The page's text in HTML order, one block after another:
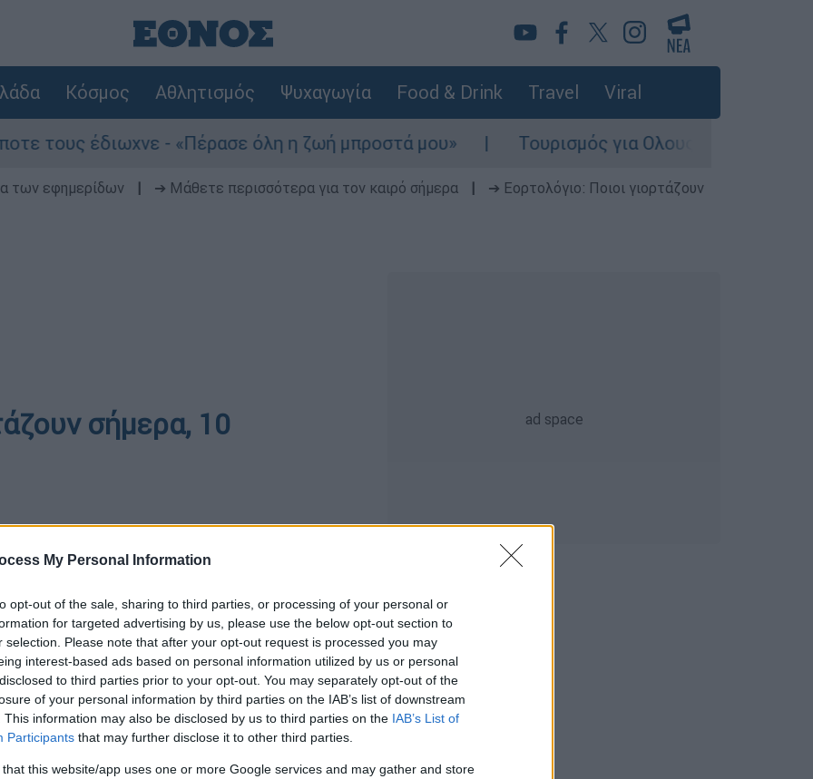
My Personal Information
opt-out of the sale, sharing to third parties, or processing of your personal or
for targeted advertising by us, please use the below opt-out section to
selection. Please note that after your opt-out request is processed you may
interest-based ads based on personal information utilized by us or personal
to third parties prior to your opt-out. You may separately opt-out of the
of your personal information by third parties on the IAB’s list of downstream
This information may also be disclosed by us to third parties on the IAB’s List of
Participants that may further disclose it to other third parties.
that this website/app uses one or more Google services and may gather and store
Κόσμος Αθλητισμός Ψυχαγωγία Food & Drink Travel Viral
έδιωχνε - «Πέρασε όλη η ζωή μπροστά μου» Τουρισμός για Ολους 2026-2027: Τα
των εφημερίδων ➔ Μάθετε περισσότερα για τον καιρό σήμερα
➔ Εορτολόγιο: Ποιοι γιορτάζουν
σήμερα, 10